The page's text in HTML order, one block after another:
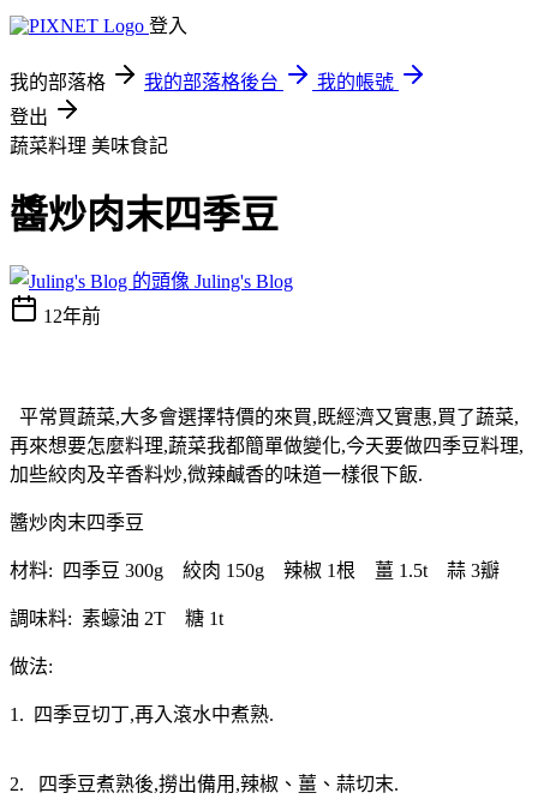
登入
我的部落格 我的部落格後台
我的帳號
登出
蔬菜料理 美味食記
醬炒肉末四季豆
Juling's Blog
12年前
平常買蔬菜,大多會選擇特價的來買,既經濟又實惠,買了蔬菜,
再來想要怎麼料理,蔬菜我都簡單做變化,今天要做四季豆料理,
加些絞肉及辛香料炒,微辣鹹香的味道一樣很下飯.
醬炒肉末四季豆
材料: 四季豆 300g 絞肉 150g 辣椒 1根 薑 1.5t 蒜 3瓣
調味料: 素蠔油 2T 糖 1t
做法:
1. 四季豆切丁,再入滾水中煮熟.
2. 四季豆煮熟後,撈出備用,辣椒、薑、蒜切末.